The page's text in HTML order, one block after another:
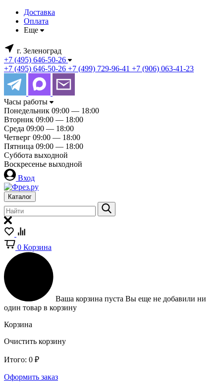
Доставка
Оплата
Еще
г. Зеленоград
+7 (495) 646-50-26
+7 (495) 646-50-26 +7 (499) 729-96-41 +7 (906) 063-41-23
Часы работы
Понедельник 09:00 — 18:00
Вторник 09:00 — 18:00
Среда 09:00 — 18:00
Четверг 09:00 — 18:00
Пятница 09:00 — 18:00
Суббота выходной
Воскресенье выходной
Вход
Каталог
0 Корзина
Ваша корзина пуста Вы еще не добавили ни
один товар в корзину
Корзина
Очистить корзину
Итого: 0 ₽
Оформить заказ